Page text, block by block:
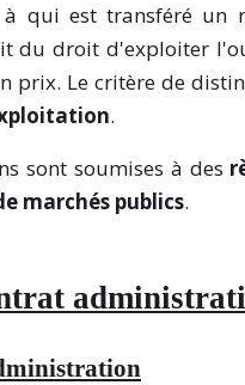
à qui est transféré
du droit d'exploiter
prix. Le critère de
.
sont soumises à des
marchés publics.